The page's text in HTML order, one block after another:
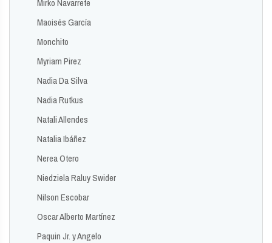
Mirko Navarrete
Maoisés García
Monchito
Myriam Pirez
Nadia Da Silva
Nadia Rutkus
Natali Allendes
Natalia Ibáñez
Nerea Otero
Niedziela Raluy Swider
Nilson Escobar
Oscar Alberto Martínez
Paquin Jr. y Angelo